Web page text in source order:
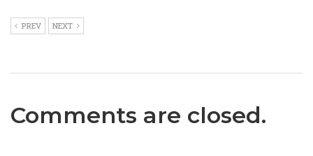
PREV NEXT
Comments are closed.